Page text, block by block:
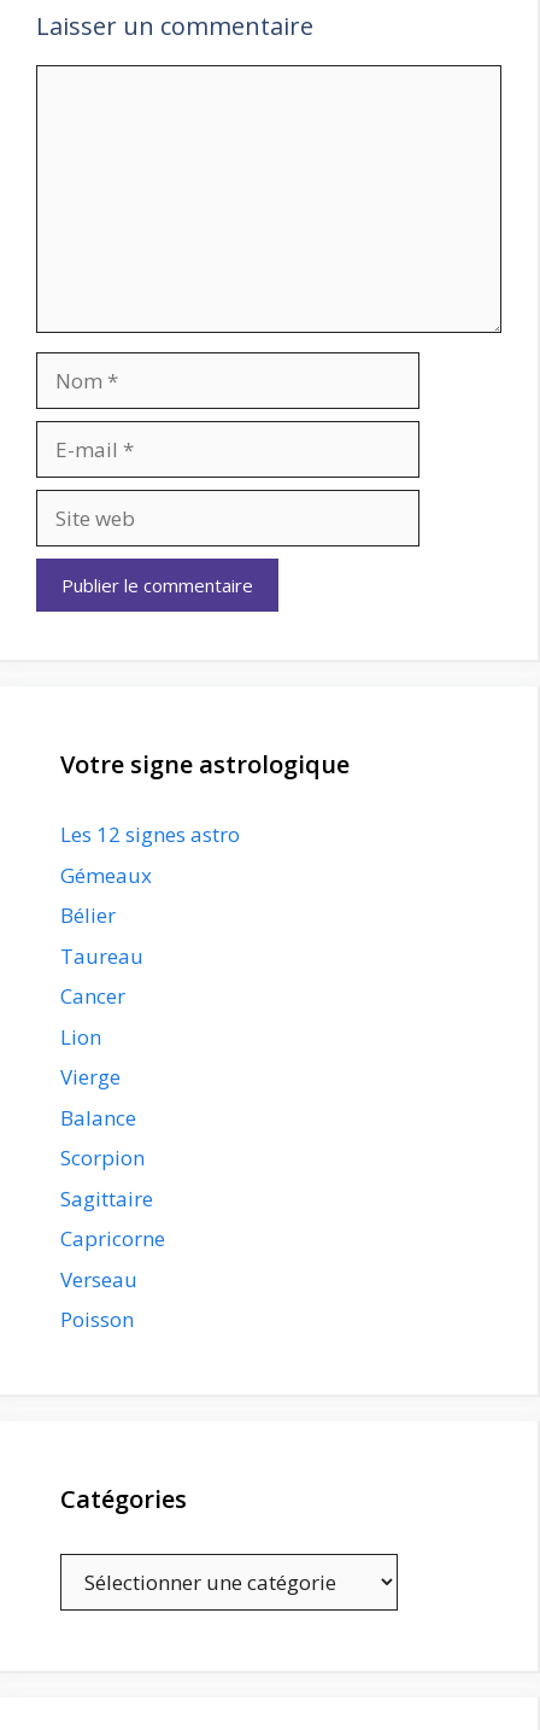
Laisser un commentaire
mail
web
Votre signe astrologique
Les 12 signes astro
Gémeaux
Bélier
Taureau
Cancer
Lion
Vierge
Balance
Scorpion
Sagittaire
Capricorne
Verseau
Poisson
Catégories